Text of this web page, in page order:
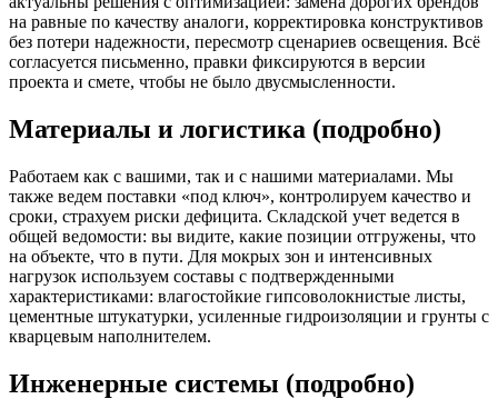
на равные по качеству аналоги, корректировка конструктивов
без потери надежности, пересмотр сценариев освещения. Всё
согласуется письменно, правки фиксируются в версии
проекта и смете, чтобы не было двусмысленности.
Материалы и логистика (подробно)
Работаем как с вашими, так и с нашими материалами. Мы
также ведем поставки «под ключ», контролируем качество и
сроки, страхуем риски дефицита. Складской учет ведется в
общей ведомости: вы видите, какие позиции отгружены, что
на объекте, что в пути. Для мокрых зон и интенсивных
нагрузок используем составы с подтвержденными
характеристиками: влагостойкие гипсоволокнистые листы,
цементные штукатурки, усиленные гидроизоляции и грунты с
кварцевым наполнителем.
Инженерные системы (подробно)